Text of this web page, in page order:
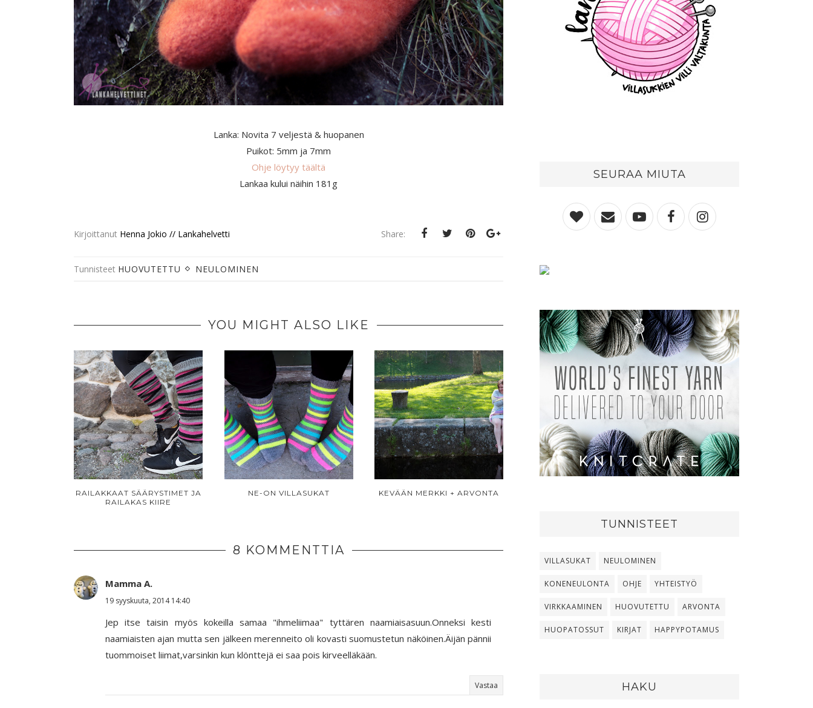
Lanka: Novita 7 veljestä & huopanen
Puikot: 5mm ja 7mm
Ohje löytyy täältä
Lankaa kului näihin 181g
Kirjoittanut Henna Jokio // Lankahelvetti Share:
Tunnisteet HUOVUTETTU NEULOMINEN
YOU MIGHT ALSO LIKE
RAILAKKAAT SÄÄRYSTIMET JA
RAILAKAS KIIRE
NE-ON VILLASUKAT KEVÄÄN MERKKI + ARVONTA
8 KOMMENTTIA
Mamma A.
19 syyskuuta, 2014 14:40
Jep itse taisin myös kokeilla samaa "ihmeliimaa" tyttären naamiaisasuun.Onneksi kesti
naamiaisten ajan mutta sen jälkeen merenneito oli kovasti suomustetun näköinen.Äijän pännii
tuommoiset liimat,varsinkin kun klönttejä ei saa pois kirveelläkään.
Vastaa
SEURAA MIUTA
TUNNISTEET
VILLASUKAT NEULOMINEN
KONENEULONTA OHJE YHTEISTYÖ
VIRKKAAMINEN HUOVUTETTU ARVONTA
HUOPATOSSUT KIRJAT HAPPYPOTAMUS
HAKU